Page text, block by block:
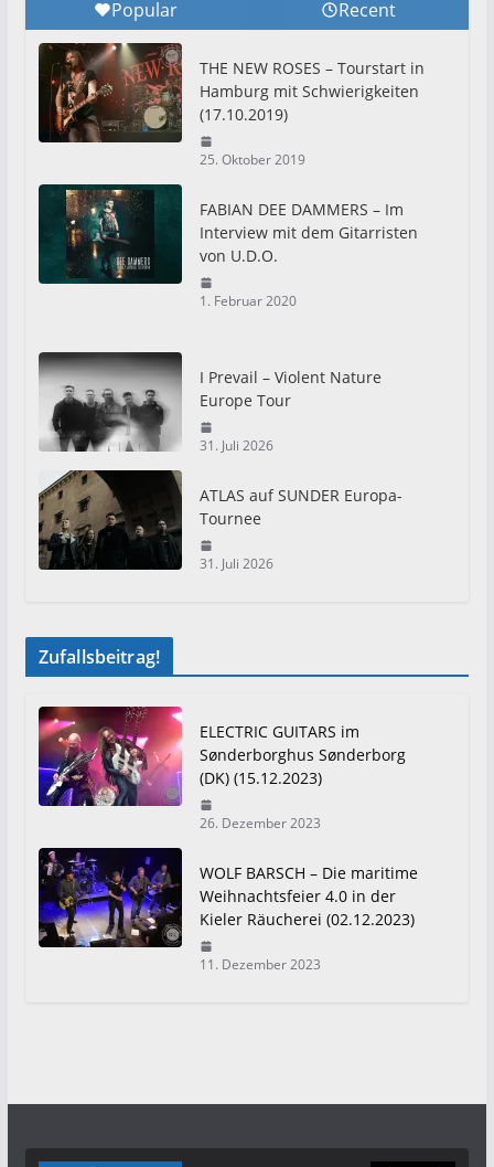
Popular Recent
THE NEW ROSES – Tourstart in
Hamburg mit Schwierigkeiten
(17.10.2019)
25. Oktober 2019
FABIAN DEE DAMMERS – Im
Interview mit dem Gitarristen
von U.D.O.
1. Februar 2020
I Prevail – Violent Nature
Europe Tour
31. Juli 2026
ATLAS auf SUNDER Europa-
Tournee
31. Juli 2026
Zufallsbeitrag!
ELECTRIC GUITARS im
Sønderborghus Sønderborg
(DK) (15.12.2023)
26. Dezember 2023
WOLF BARSCH – Die maritime
Weihnachtsfeier 4.0 in der
Kieler Räucherei (02.12.2023)
11. Dezember 2023